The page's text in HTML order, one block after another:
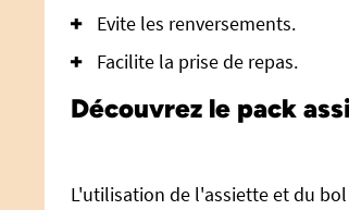
Evite les renversements.
Facilite la prise de repas.
Découvrez le pack
L'utilisation de l'assiette et du